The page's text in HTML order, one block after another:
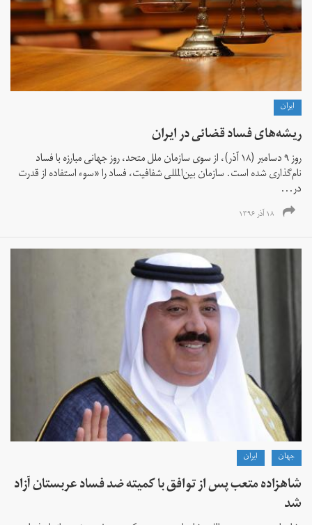
ايران
ریشه‌ها‌ی فساد قضائی در ایران
روز ۹ دسامبر (۱۸ آذر)، از سوی سازمان ملل متحد، روز جهانی مبارزه با فساد
نام‌گذاری شده است. سازمان بین‌المللی شفافیت، فساد را «سوء استفاده از قدرت
در...
۱۸ آذر ۱۳۹۶
جهان ايران
شاهزاده متعب پس از توافق با کمیته ضد فساد عربستان آزاد
شد